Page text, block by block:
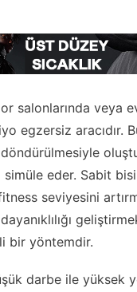
salonlarında veya
egzersiz aracıdır.
döndürülmesiyle
simüle eder. Sabit
seviyesini
bir yöntemdir.
darbe ile yüksek